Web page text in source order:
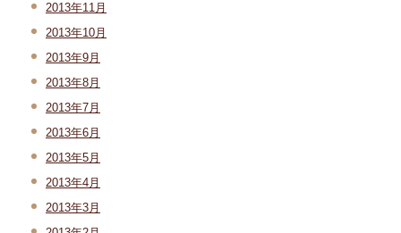
2013年11月
2013年10月
2013年9月
2013年8月
2013年7月
2013年6月
2013年5月
2013年4月
2013年3月